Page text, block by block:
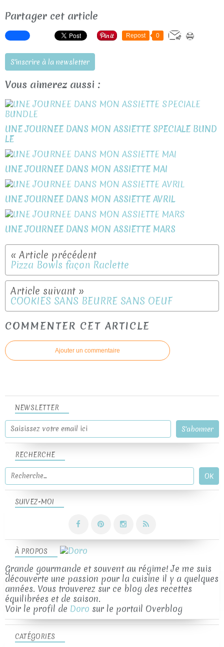
Partager cet article
Repost 0
S'inscrire à la newsletter
Vous aimerez aussi :
UNE JOURNEE DANS MON ASSIETTE SPECIALE BUND
LE
UNE JOURNEE DANS MON ASSIETTE MAI
UNE JOURNEE DANS MON ASSIETTE AVRIL
UNE JOURNEE DANS MON ASSIETTE MARS
Pizza Bowls façon Raclette
COOKIES SANS BEURRE SANS OEUF
COMMENTER CET ARTICLE
Ajouter un commentaire
NEWSLETTER
SUIVEZ-MOI
RECHERCHE
À PROPOS
Grande gourmande et souvent au régime! Je me suis
découverte une passion pour la cuisine il y a quelques
années. Vous trouverez sur ce blog des recettes
équilibrées et de saison.
Voir le profil de Doro sur le portail Overblog
CATÉGORIES